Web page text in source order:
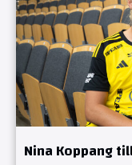
Nina Koppang